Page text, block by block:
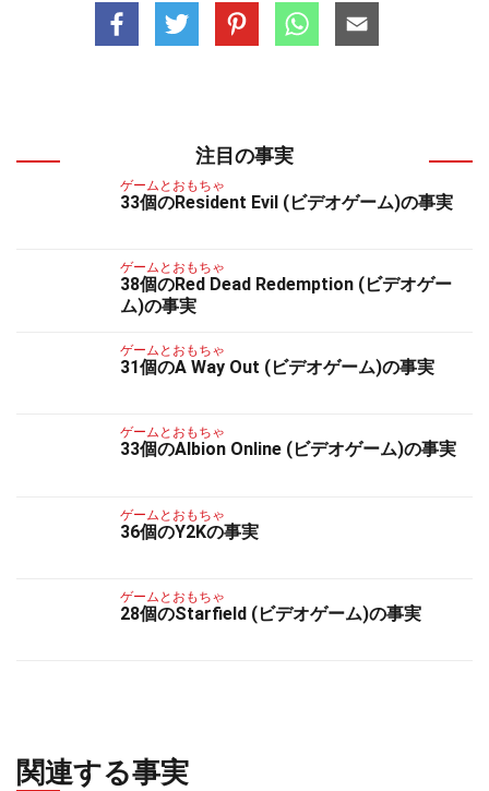
注目の事実
ゲームとおもちゃ
33個のResident Evil (ビデオゲーム)の事実
ゲームとおもちゃ
38個のRed Dead Redemption (ビデオゲー
ム)の事実
ゲームとおもちゃ
31個のA Way Out (ビデオゲーム)の事実
ゲームとおもちゃ
33個のAlbion Online (ビデオゲーム)の事実
ゲームとおもちゃ
36個のY2Kの事実
ゲームとおもちゃ
28個のStarfield (ビデオゲーム)の事実
関連する事実